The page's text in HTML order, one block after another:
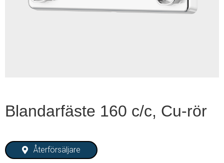
Blandarfäste 160 c/c, Cu-rör
Återförsäljare